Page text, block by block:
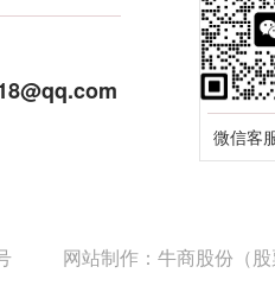
微信客
网站制作： 牛商股份 （